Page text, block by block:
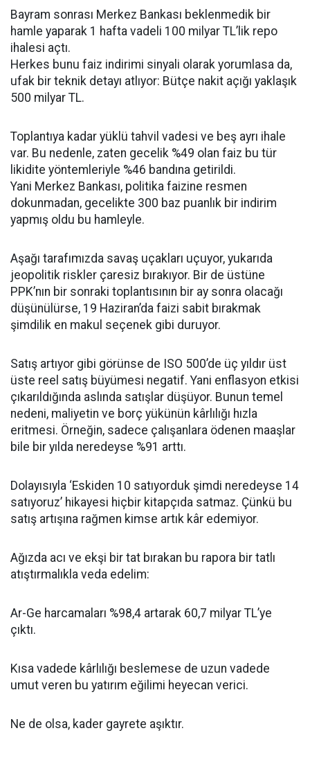
Bayram sonrası Merkez Bankası beklenmedik bir
hamle yaparak 1 hafta vadeli 100 milyar TL’lik repo
ihalesi açtı.
Herkes bunu faiz indirimi sinyali olarak yorumlasa da,
ufak bir teknik detayı atlıyor: Bütçe nakit açığı yaklaşık
500 milyar TL.
Toplantıya kadar yüklü tahvil vadesi ve beş ayrı ihale
var. Bu nedenle, zaten gecelik %49 olan faiz bu tür
likidite yöntemleriyle %46 bandına getirildi.
Yani Merkez Bankası, politika faizine resmen
dokunmadan, gecelikte 300 baz puanlık bir indirim
yapmış oldu bu hamleyle.
Aşağı tarafımızda savaş uçakları uçuyor, yukarıda
jeopolitik riskler çaresiz bırakıyor. Bir de üstüne
PPK’nın bir sonraki toplantısının bir ay sonra olacağı
düşünülürse, 19 Haziran’da faizi sabit bırakmak
şimdilik en makul seçenek gibi duruyor.
Satış artıyor gibi görünse de ISO 500’de üç yıldır üst
üste reel satış büyümesi negatif. Yani enflasyon etkisi
çıkarıldığında aslında satışlar düşüyor. Bunun temel
nedeni, maliyetin ve borç yükünün kârlılığı hızla
eritmesi. Örneğin, sadece çalışanlara ödenen maaşlar
bile bir yılda neredeyse %91 arttı.
Dolayısıyla ‘Eskiden 10 satıyorduk şimdi neredeyse 14
satıyoruz’ hikayesi hiçbir kitapçıda satmaz. Çünkü bu
satış artışına rağmen kimse artık kâr edemiyor.
Ağızda acı ve ekşi bir tat bırakan bu rapora bir tatlı
atıştırmalıkla veda edelim:
Ar-Ge harcamaları %98,4 artarak 60,7 milyar TL’ye
çıktı.
Kısa vadede kârlılığı beslemese de uzun vadede
umut veren bu yatırım eğilimi heyecan verici.
Ne de olsa, kader gayrete aşıktır.